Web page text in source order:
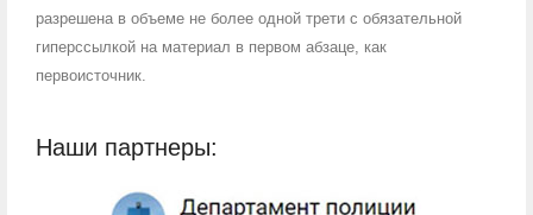
разрешена в объеме не более одной трети с обязательной
гиперссылкой на материал в первом абзаце, как
первоисточник.
Наши партнеры: